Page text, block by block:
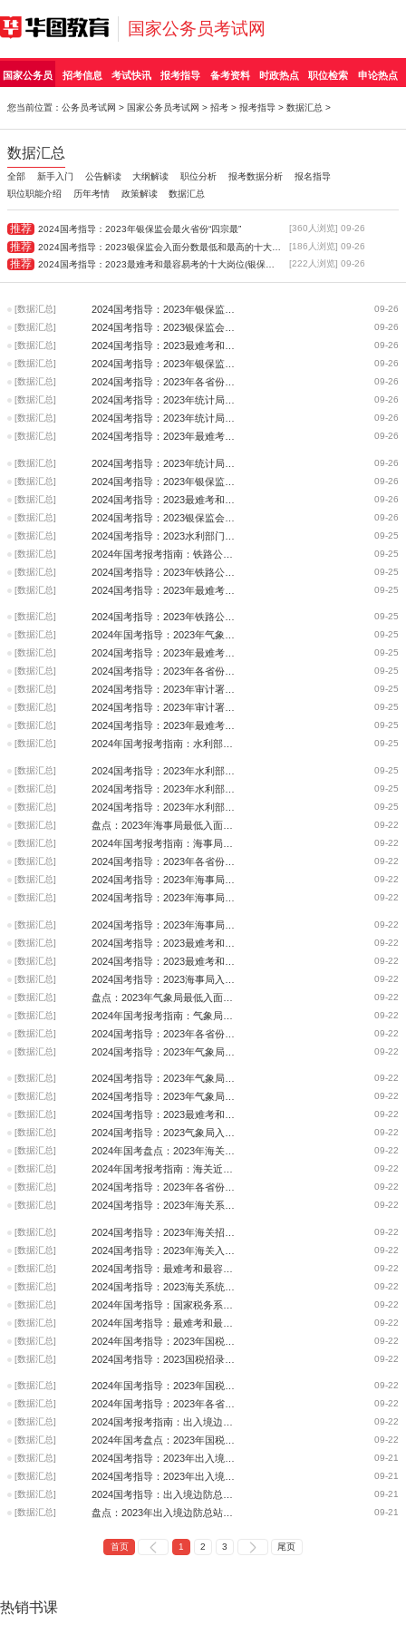
国家公务员考试网
国家公务员 招考信息 考试快讯 报考指导 备考资料 时政热点 职位检索 申论热点
您当前位置： 公务员考试网 > 国家公务员考试网 > 招考 > 报考指导 > 数据汇总 >
数据汇总
全部 新手入门 公告解读 大纲解读 职位分析 报考数据分析
报名指导
职位职能介绍
历年考情 政策解读 数据汇总
推荐 2024国考指导：2023年银保监会最火省份“四宗最” [360人浏览] 09-26
推荐 2024国考指导：2023银保监会入面分数最低和最高的十大岗位 [186人浏览] 09-26
推荐 2024国考指导：2023最难考和最容易考的十大岗位(银保监会) [222人浏览] 09-26
09-26
[数据汇总]
09-26
[数据汇总]
09-26
[数据汇总]
09-26
[数据汇总]
09-26
[数据汇总]
09-26
[数据汇总]
09-26
[数据汇总]
09-26
[数据汇总]
09-26
[数据汇总]
09-26
[数据汇总]
09-26
[数据汇总]
09-26
[数据汇总]
09-25
[数据汇总]
09-25
[数据汇总]
09-25
[数据汇总]
09-25
[数据汇总]
09-25
[数据汇总]
09-25
[数据汇总]
09-25
[数据汇总]
09-25
[数据汇总]
09-25
[数据汇总]
09-25
[数据汇总]
09-25
[数据汇总]
09-25
[数据汇总]
09-25
[数据汇总]
09-25
[数据汇总]
09-25
[数据汇总]
09-22
[数据汇总]
09-22
[数据汇总]
09-22
[数据汇总]
09-22
[数据汇总]
09-22
[数据汇总]
09-22
[数据汇总]
09-22
[数据汇总]
09-22
[数据汇总]
09-22
[数据汇总]
09-22
[数据汇总]
09-22
[数据汇总]
09-22
[数据汇总]
09-22
[数据汇总]
09-22
[数据汇总]
09-22
[数据汇总]
09-22
[数据汇总]
09-22
[数据汇总]
09-22
[数据汇总]
09-22
[数据汇总]
09-22
[数据汇总]
09-22
[数据汇总]
09-22
[数据汇总]
09-22
[数据汇总]
09-22
[数据汇总]
09-22
[数据汇总]
09-22
[数据汇总]
09-22
[数据汇总]
09-22
[数据汇总]
09-22
[数据汇总]
09-22
[数据汇总]
09-22
[数据汇总]
09-22
[数据汇总]
09-22
[数据汇总]
09-21
[数据汇总]
09-21
[数据汇总]
09-21
[数据汇总]
09-21
[数据汇总]
首页 1 2 3 尾页
热销书课